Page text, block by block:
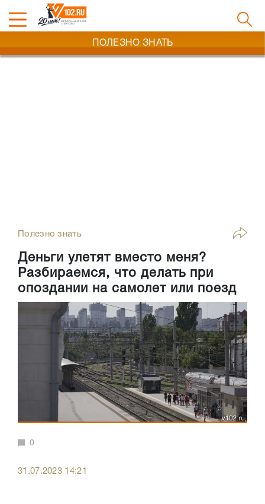
ПОЛЕЗНО ЗНАТЬ
Полезно знать
Деньги улетят вместо меня?
Разбираемся, что делать при
опоздании на самолет или поезд
0
31.07.2023 14:21